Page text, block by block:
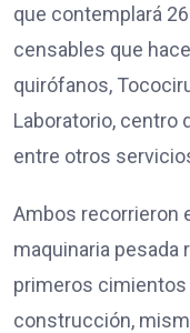
que contemplará
censables que
quirófanos,
Laboratorio, centro
entre otros
Ambos recorrieron
maquinaria pesada
primeros cimientos
construcción,